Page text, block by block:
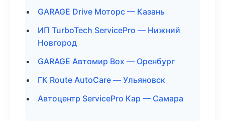
GARAGE Drive Моторс — Казань
ИП TurboTech ServicePro — Нижний
Новгород
GARAGE Автомир Box — Оренбург
ГК Route AutoCare — Ульяновск
Автоцентр ServicePro Кар — Самара